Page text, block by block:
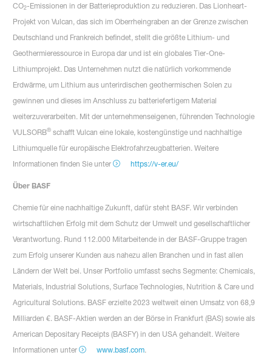
CO2-Emissionen in der Batterieproduktion zu reduzieren. Das Lionheart-
Projekt von Vulcan, das sich im Oberrheingraben an der Grenze zwischen
Deutschland und Frankreich befindet, stellt die größte Lithium- und
Geothermieressource in Europa dar und ist ein globales Tier-One-
Lithiumprojekt. Das Unternehmen nutzt die natürlich vorkommende
Erdwärme, um Lithium aus unterirdischen geothermischen Solen zu
gewinnen und dieses im Anschluss zu batteriefertigem Material
weiterzuverarbeiten. Mit der unternehmenseigenen, führenden Technologie
VULSORB® schafft Vulcan eine lokale, kostengünstige und nachhaltige
Lithiumquelle für europäische Elektrofahrzeugbatterien. Weitere
Informationen finden Sie unter
https://v-er.eu/
Über BASF
Chemie für eine nachhaltige Zukunft, dafür steht BASF. Wir verbinden
wirtschaftlichen Erfolg mit dem Schutz der Umwelt und gesellschaftlicher
Verantwortung. Rund 112.000 Mitarbeitende in der BASF-Gruppe tragen
zum Erfolg unserer Kunden aus nahezu allen Branchen und in fast allen
Ländern der Welt bei. Unser Portfolio umfasst sechs Segmente: Chemicals,
Materials, Industrial Solutions, Surface Technologies, Nutrition & Care und
Agricultural Solutions. BASF erzielte 2023 weltweit einen Umsatz von 68,9
Milliarden €. BASF-Aktien werden an der Börse in Frankfurt (BAS) sowie als
American Depositary Receipts (BASFY) in den USA gehandelt. Weitere
Informationen unter
www.basf.com.